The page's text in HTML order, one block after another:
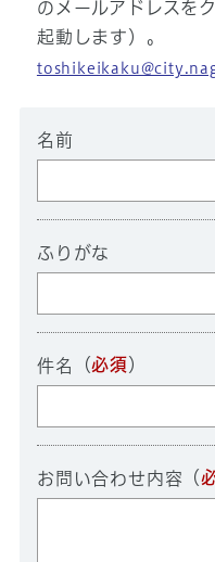
のメールアドレスを
起動します）。
名前
ふりがな
件名 （必須 ）
お問い合わせ内容 （